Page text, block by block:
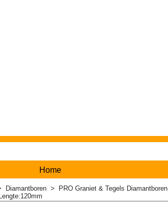
Home
Diamantboren > PRO Graniet & Tegels Diamantboren